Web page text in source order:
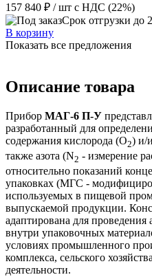
157 840 ₽ / шт с НДС (22%)
Срок отгрузки до
В корзину
Показать все предложения
Описание товара
Прибор МАГ-6 П-У
разработанный для
содержания кислорода (О2) и/
также азота (N2 - измерение
относительно показаний
упаковках (МГС -
используемых в пищевой
выпускаемой продукции.
адаптирована для проведения
внутри упаковочных
условиях промышленного
комплекса, сельского
деятельности.